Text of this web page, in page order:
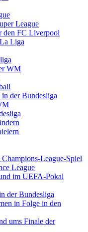
League
den FC Liverpool
Liga
WM
in der Bundesliga
League-Spiel
League
im UEFA-Pokal
der Bundesliga
in Folge in den
ums Finale der